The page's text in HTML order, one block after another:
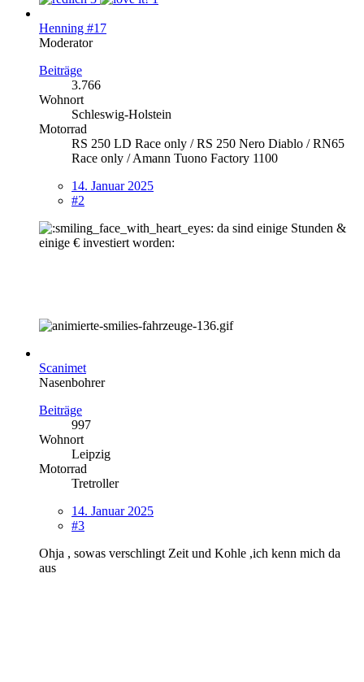
Henning #17
Moderator
Beiträge
3.766
Wohnort
Schleswig-Holstein
Motorrad
RS 250 LD Race only / RS 250 Nero Diablo / RN65
Race only / Amann Tuono Factory 1100
14. Januar 2025
#2
da sind einige Stunden &
einige € investiert worden:
Scanimet
Nasenbohrer
Beiträge
997
Wohnort
Leipzig
Motorrad
Tretroller
14. Januar 2025
#3
Ohja , sowas verschlingt Zeit und Kohle ,ich kenn mich da
aus